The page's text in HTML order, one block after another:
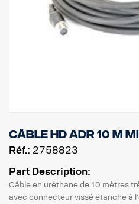
Câble HD ADR 10 m
Réf.: 2758823
Part Description:
Câble en uréthane de 10 mètres
avec connecteur vissé étanche à